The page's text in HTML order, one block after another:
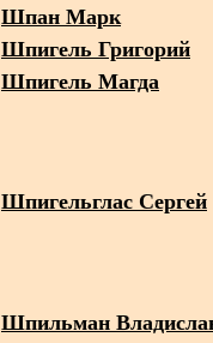
Шпан Марк
Шпигель Григорий
Шпигель Магда
Шпигельглас Сергей
Шпильман